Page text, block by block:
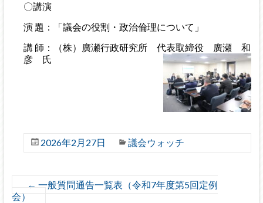
〇講演
演 題：「議会の役割・政治倫理について」
講 師：（株）廣瀬行政研究所 代表取締役 廣瀬 和
彦 氏
2026年2月27日 議会ウォッチ
← 一般質問通告一覧表（令和7年度第5回定例
会）